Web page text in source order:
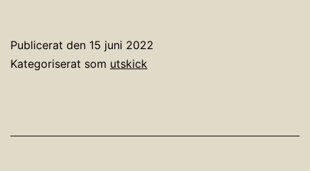
Publicerat den 15 juni 2022
Kategoriserat som utskick